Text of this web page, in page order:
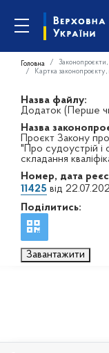
Головна
Картка
Назва файлу:
Додаток (Перше
Назва
Проєкт Закону
"Про судоустрій
складання
Номер, дата
11425 від
Поділитись:
Завантажити